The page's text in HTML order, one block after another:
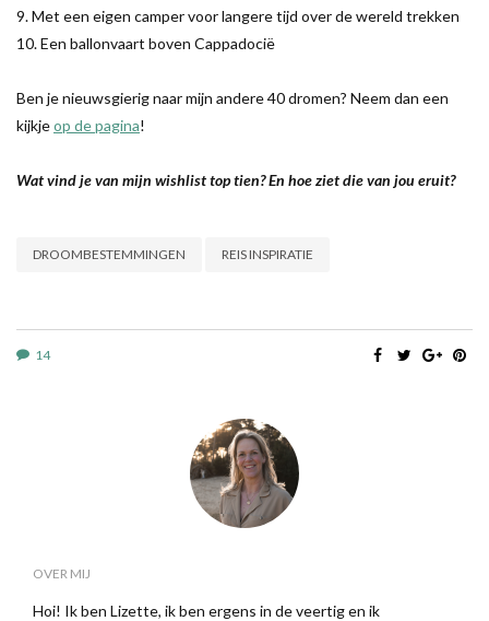
9. Met een eigen camper voor langere tijd over de wereld trekken
10. Een ballonvaart boven Cappadocië
Ben je nieuwsgierig naar mijn andere 40 dromen? Neem dan een
kijkjeop de pagina!
Wat vind je van mijn wishlist top tien? En hoe ziet die van jou eruit?
DROOMBESTEMMINGEN REIS INSPIRATIE
14
OVER MIJ
Hoi! Ik ben Lizette, ik ben ergens in de veertig en ik